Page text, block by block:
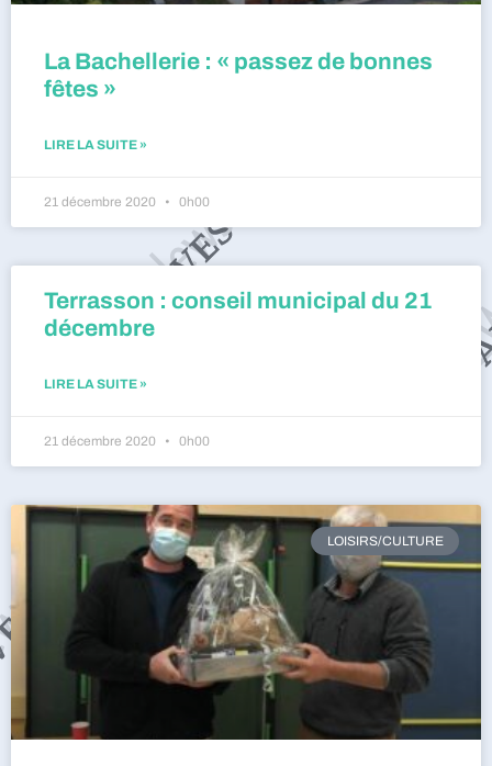
La Bachellerie : « passez de bonnes
fêtes »
LIRE LA SUITE »
21 décembre 2020 0h00
Terrasson : conseil municipal du 21
décembre
LIRE LA SUITE »
21 décembre 2020 0h00
LOISIRS/CULTURE